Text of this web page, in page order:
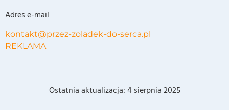
Adres e-mail
kontakt@przez-zoladek-do-serca.pl
REKLAMA
Ostatnia aktualizacja: 4 sierpnia 2025